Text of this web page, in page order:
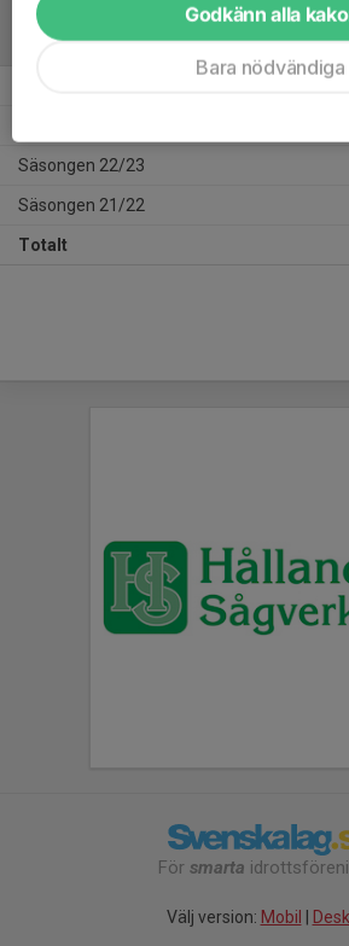
ALLA SERIER ALLA ÅR
Säsongen 22/23
Säsongen 21/22
Totalt
För smarta
Välj version: Mobil
Godkänn alla
Bara nödvändiga